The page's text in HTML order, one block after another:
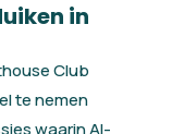
in
Club
te nemen
waarin AI-